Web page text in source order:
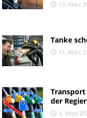
13. März
Tanke
11. März
Transport
der
6. März